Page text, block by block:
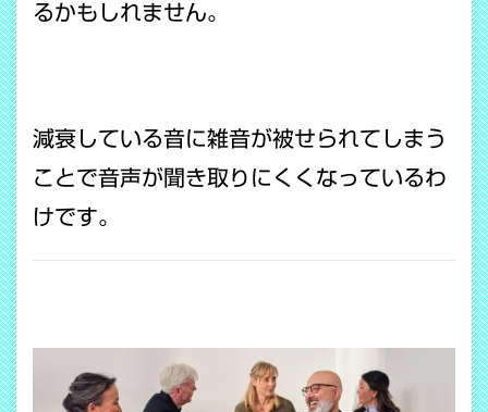
るかもしれません。
減衰している音に雑音が被せられてしまう
ことで音声が聞き取りにくくなっているわ
けです。